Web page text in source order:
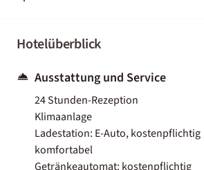
Hotelüberblick
Ausstattung und Service
24 Stunden-Rezeption
Klimaanlage
Ladestation: E-Auto, kostenpflichtig
komfortabel
Getränkeautomat: kostenpflichtig